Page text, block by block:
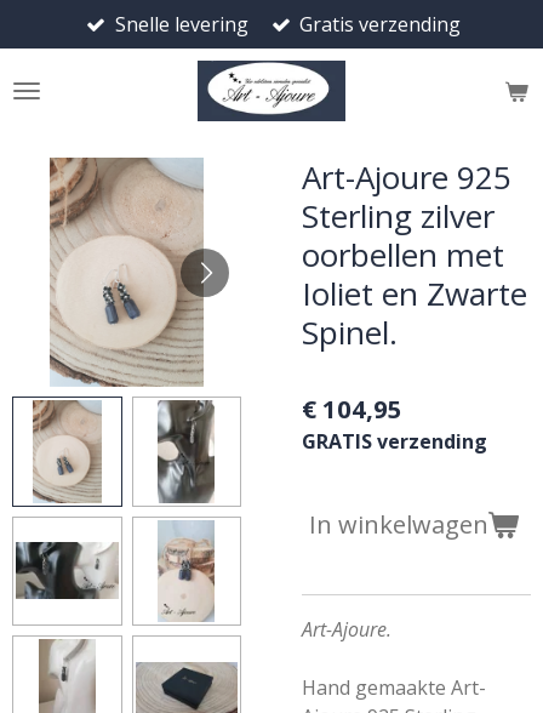
direct
naar
Snelle levering Gratis verzending
Art-Ajoure 925
Sterling zilver
oorbellen met
Ioliet en Zwarte
Spinel.
€ 104,95
GRATIS verzending
In winkelwagen
Art-Ajoure.
Hand gemaakte Art-